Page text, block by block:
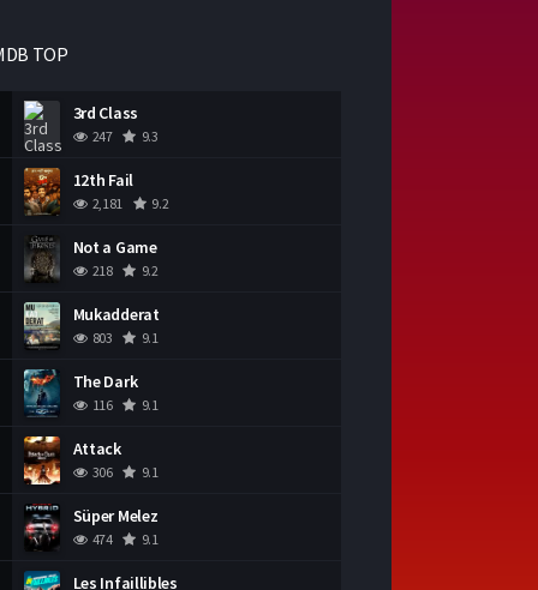
TOP
3rd Class
247 9.3
12th Fail
2,181 9.2
Not a Game
218 9.2
Mukadderat
803 9.1
The Dark
116 9.1
Attack
306 9.1
Süper Melez
474 9.1
Les Infaillibles